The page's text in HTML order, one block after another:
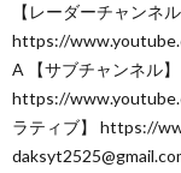
【レーダーチャンネル
https://
A 【サブチャンネル】
https://
ラティブ】 https://